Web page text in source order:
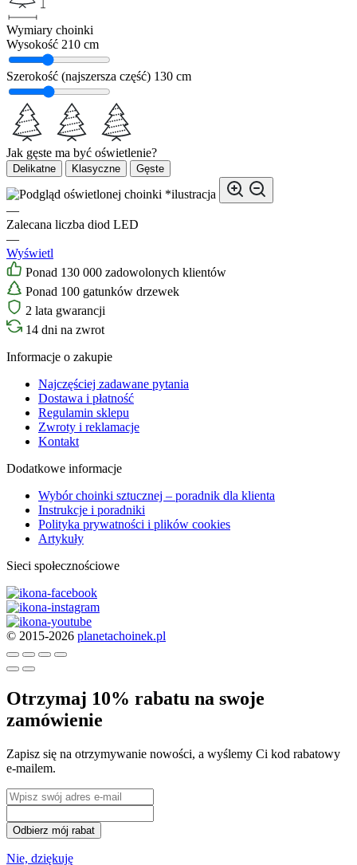
Wymiary choinki
Wysokość 210 cm
Szerokość (najszersza część) 130 cm
Jak gęste ma być oświetlenie?
Delikatne Klasyczne Gęste
*ilustracja
—
Zalecana liczba diod LED
—
Wyświetl
Ponad 130 000 zadowolonych klientów
Ponad 100 gatunków drzewek
2 lata gwarancji
14 dni na zwrot
Informacje o zakupie
Najczęściej zadawane pytania
Dostawa i płatność
Regulamin sklepu
Zwroty i reklamacje
Kontakt
Dodatkowe informacje
Wybór choinki sztucznej – poradnik dla klienta
Instrukcje i poradniki
Polityka prywatności i plików cookies
Artykuły
Sieci społecznościowe
© 2015-2026 planetachoinek.pl
Otrzymaj 10% rabatu na swoje
zamówienie
Zapisz się na otrzymywanie nowości, a wyślemy Ci kod rabatowy
e-mailem.
Odbierz mój rabat
Nie, dziękuję